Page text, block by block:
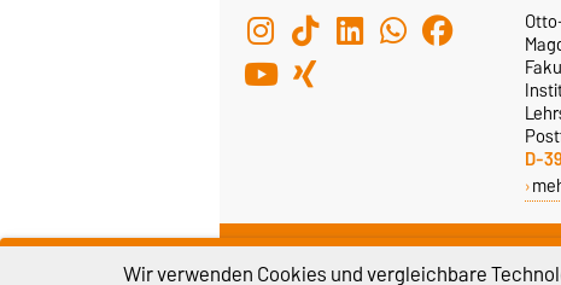
D-
Wir verwenden Cookies und vergleichbare